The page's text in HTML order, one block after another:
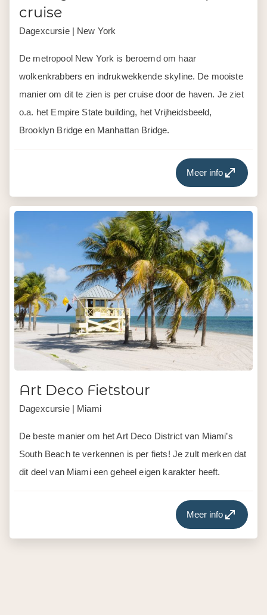
cruise
Dagexcursie | New York
De metropool New York is beroemd om haar
wolkenkrabbers en indrukwekkende skyline. De mooiste
manier om dit te zien is per cruise door de haven. Je ziet
o.a. het Empire State building, het Vrijheidsbeeld,
Brooklyn Bridge en Manhattan Bridge.
Meer info
Art Deco Fietstour
Dagexcursie | Miami
De beste manier om het Art Deco District van Miami’s
South Beach te verkennen is per fiets! Je zult merken dat
dit deel van Miami een geheel eigen karakter heeft.
Meer info